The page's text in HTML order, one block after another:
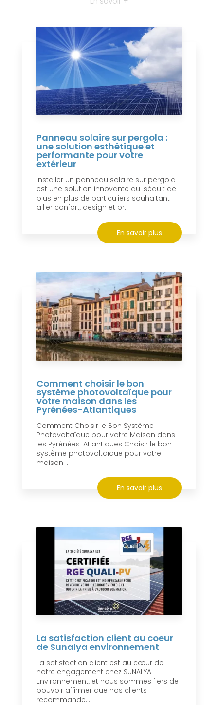
Panneau solaire sur pergola :
une solution esthétique et
performante pour votre
extérieur
Installer un panneau solaire sur pergola
est une solution innovante qui séduit de
plus en plus de particuliers souhaitant
allier confort, design et pr...
En savoir plus
Comment choisir le bon
système photovoltaïque pour
votre maison dans les
Pyrénées-Atlantiques
Comment Choisir le Bon Système
Photovoltaïque pour votre Maison dans
les Pyrénées-Atlantiques Choisir le bon
système photovoltaïque pour votre
maison ...
En savoir plus
La satisfaction client au coeur
de Sunalya environnement
La satisfaction client est au cœur de
notre engagement chez SUNALYA
Environnement, et nous sommes fiers de
pouvoir affirmer que nos clients
recommande...